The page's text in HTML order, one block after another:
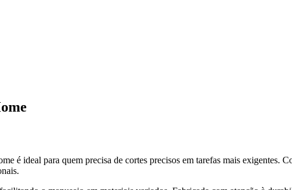
é ideal para quem precisa de cortes precisos em tarefas mais exigentes.